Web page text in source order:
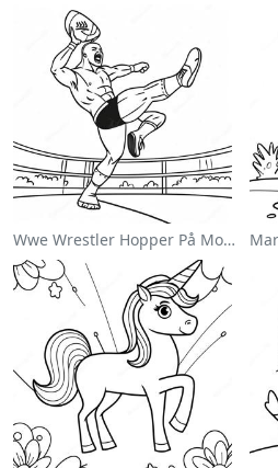
Wwe Wrestler Hopper På Modstander Farvelægningsside